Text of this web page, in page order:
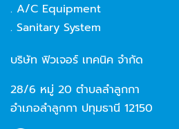
. A/C Equipment
. Sanitary System
บริษัท ฟิวเจอร์ เทคนิค จำกัด
28/6 หมู่ 20 ตำบลลำลูกกา
อำเภอลำลูกกา ปทุมธานี 12150